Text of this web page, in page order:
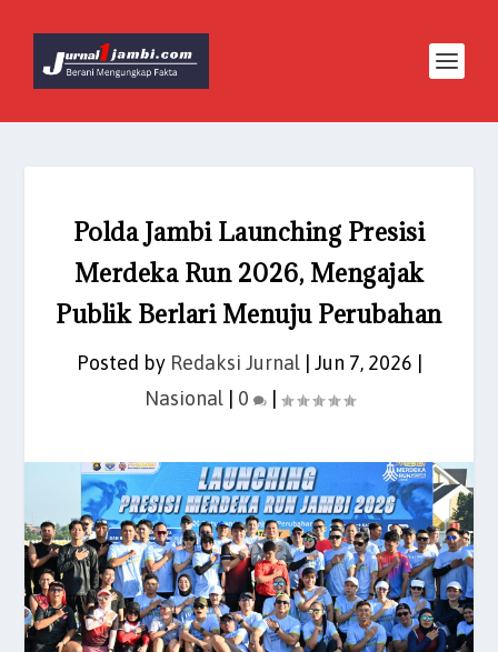
Polda Jambi Launching Presisi
Merdeka Run 2026, Mengajak
Publik Berlari Menuju Perubahan
Posted by Redaksi Jurnal| Jun 7, 2026
Nasional| 0 |